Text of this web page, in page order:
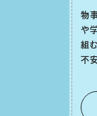
物
や
組
不
⾝
時